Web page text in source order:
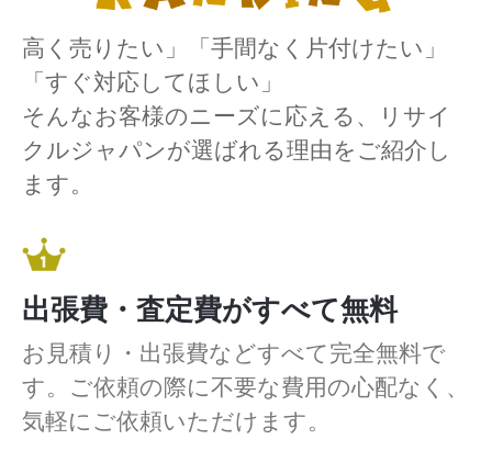
高く売りたい」「手間なく片付けたい」
「すぐ対応してほしい」
そんなお客様のニーズに応える、リサイ
クルジャパンが選ばれる理由をご紹介し
ます。
出張費・査定費がすべて無料
お見積り・出張費などすべて完全無料で
す。ご依頼の際に不要な費用の心配なく、
気軽にご依頼いただけます。